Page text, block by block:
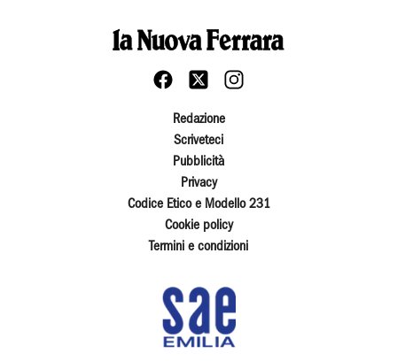
Redazione
Scriveteci
Pubblicità
Privacy
Codice Etico e Modello 231
Cookie policy
Termini e condizioni